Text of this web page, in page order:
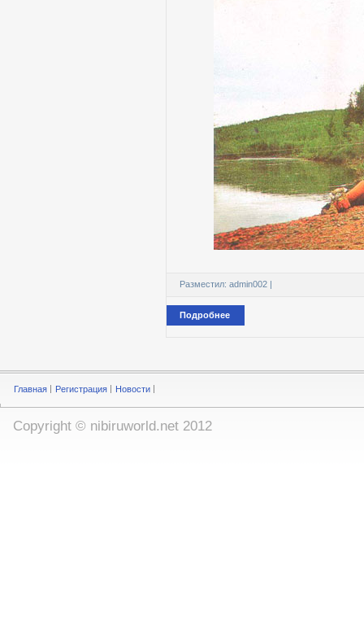
Разместил: admin002 |
Подробнее
Главная Регистрация Новости
Copyright © nibiruworld.net 2012